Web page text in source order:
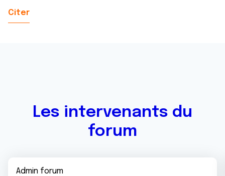
Citer
Les intervenants du
forum
Admin forum